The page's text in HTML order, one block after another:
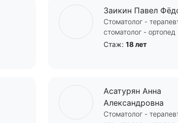
Заикин Павел
Стоматолог -
стоматолог - ортопед
Стаж: 18 лет
Асатурян Анна
Александровна
Стоматолог -